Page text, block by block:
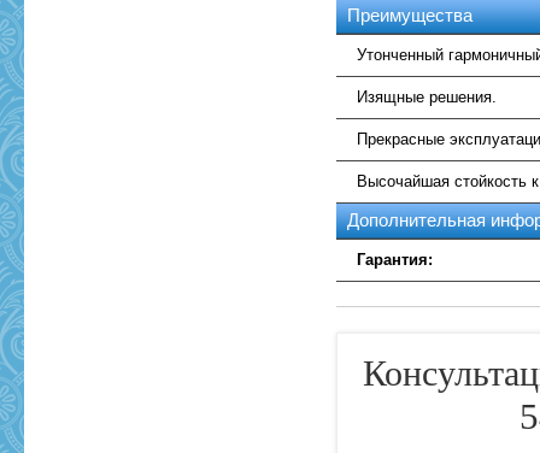
Преимущества
Утонченный
Изящные решения.
Прекрасные
Высочайшая стойкость
Дополнительная
Гарантия: